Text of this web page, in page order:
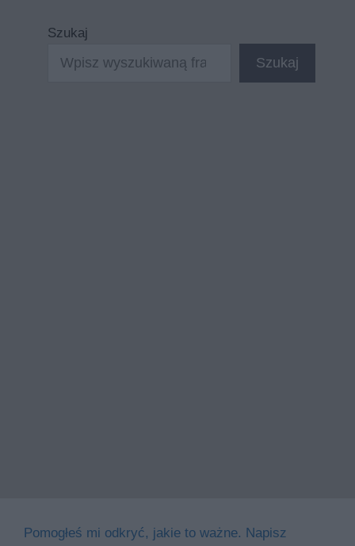
Szukaj
Szukaj
Pomogłeś mi odkryć, jakie to ważne. Napisz